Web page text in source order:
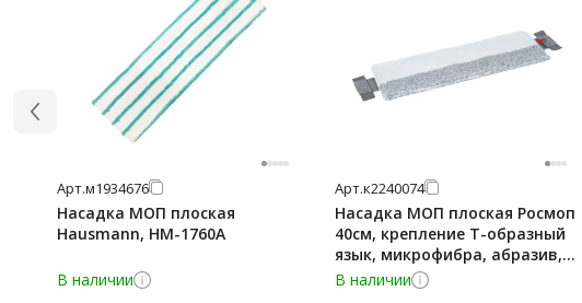
Арт.м1934676
Насадка МОП плоская
Hausmann, HM-1760A
В наличии
Арт.к2240074
Насадка МОП плоская Росмоп
40см, крепление Т-образный
язык, микрофибра, абразив,
MMK-40-T
В наличии